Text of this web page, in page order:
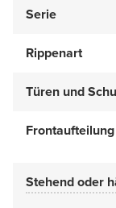
Serie
Rippenart
Türen und
Frontaufteilung
Stehend oder